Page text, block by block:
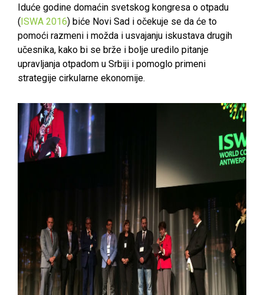
Iduće godine domaćin svetskog kongresa o otpadu
(ISWA 2016) biće Novi Sad i očekuje se da će to
pomoći razmeni i možda i usvajanju iskustava drugih
učesnika, kako bi se brže i bolje uredilo pitanje
upravljanja otpadom u Srbiji i pomoglo primeni
strategije cirkularne ekonomije.